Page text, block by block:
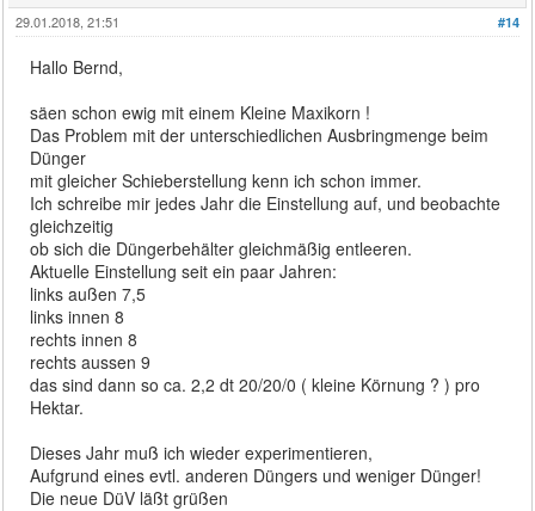
#14
29.01.2018, 21:51
Hallo Bernd,
säen schon ewig mit einem Kleine Maxikorn !
Das Problem mit der unterschiedlichen Ausbringmenge beim
Dünger
mit gleicher Schieberstellung kenn ich schon immer.
Ich schreibe mir jedes Jahr die Einstellung auf, und beobachte
gleichzeitig
ob sich die Düngerbehälter gleichmäßig entleeren.
Aktuelle Einstellung seit ein paar Jahren:
links außen 7,5
links innen 8
rechts innen 8
rechts aussen 9
das sind dann so ca. 2,2 dt 20/20/0 ( kleine Körnung ? ) pro
Hektar.
Dieses Jahr muß ich wieder experimentieren,
Aufgrund eines evtl. anderen Düngers und weniger Dünger!
Die neue DüV läßt grüßen